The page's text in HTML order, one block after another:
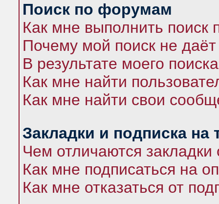
Поиск по форумам
Как мне выполнить
Почему мой поиск не даёт
В результате моего
Как мне найти
Как мне найти свои
Закладки и подписка на
Чем отличаются закладки
Как мне подписаться на
Как мне отказаться от